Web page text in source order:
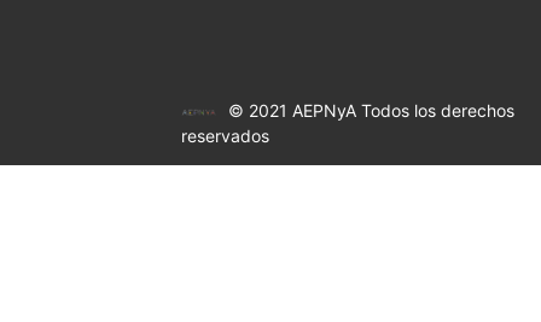
© 2021 AEPNyA Todos los derechos
reservados